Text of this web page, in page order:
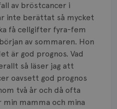
av bröstcancer i
inte berättat så mycket
få cellgifter fyra-fem
av sommaren. Hon
är god prognos. Vad
så läser jag att
oavsett god prognos
två år och då ofta
min mamma och mina